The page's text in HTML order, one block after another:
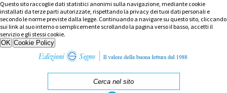
Questo sito raccoglie dati statistici anonimi sulla navigazione, mediante cookie
installati da terze parti autorizzate, rispettando la privacy dei tuoi dati personali e
secondo le norme previste dalla legge. Continuando a navigare su questo sito, cliccando
sui link al suo interno o semplicemente scrollando la pagina verso il basso, accetti il
servizio e gli stessi cookie.